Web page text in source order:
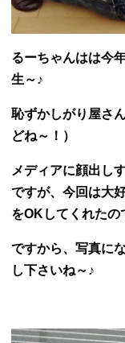
るーちゃんはは今
生～♪
恥ずかしがり屋さ
どね～！）
メディアに顔出し
ですが、今回は大
をOKしてくれたの
ですから、写真に
し下さいね～♪